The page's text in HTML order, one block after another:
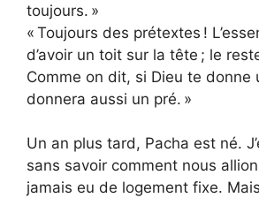
toujours. »
« Toujours des prétextes !
d’avoir un toit sur la tête ; le
Comme on dit, si Dieu te donne
donnera aussi un pré. »
Un an plus tard, Pacha est né.
sans savoir comment nous
jamais eu de logement fixe.